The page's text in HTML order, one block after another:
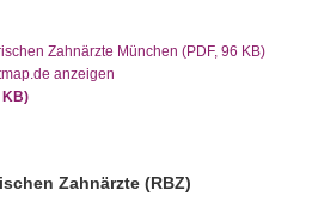
Zahnärzte München (PDF, 96 KB)
anzeigen
KB)
Zahnärzte (RBZ)